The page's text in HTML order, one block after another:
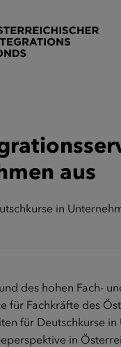
aus
in
des hohen Fach-
für Fachkräfte des
für Deutschkurse
in